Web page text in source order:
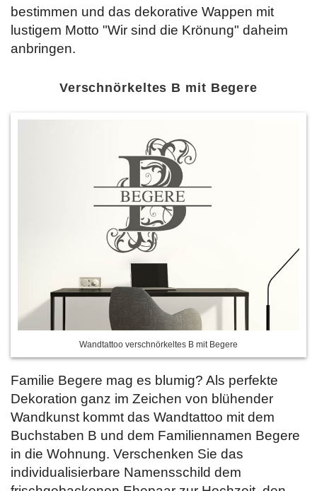
bestimmen und das dekorative Wappen mit
lustigem Motto "Wir sind die Krönung" daheim
anbringen.
Verschnörkeltes B mit Begere
Wandtattoo verschnörkeltes B mit Begere
Familie Begere mag es blumig? Als perfekte
Dekoration ganz im Zeichen von blühender
Wandkunst kommt das Wandtattoo mit dem
Buchstaben B und dem Familiennamen Begere
in die Wohnung. Verschenken Sie das
individualisierbare Namensschild dem